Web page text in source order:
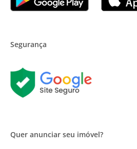
Segurança
Quer anunciar seu imóvel?